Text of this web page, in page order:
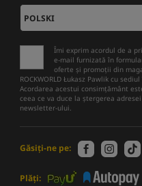
Îmi exprim acordul de a
e-mail furnizată în
oferte și promoții din
ROCKWORLD Łukasz Pawlik cu
Acordarea acestui consimțământ
ceea ce va duce la ștergerea
newsletter-ului.
Găsiți-ne pe:
Plăți: